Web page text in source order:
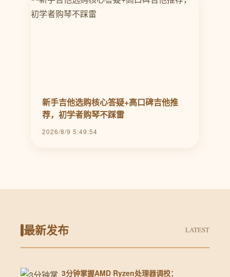
新手吉他选购核心答疑+高口碑吉他推
荐，初学者购琴不踩雷
2026/8/9 5:49:54
最新发布 LATEST
3分钟掌握AMD Ryzen处理器调校：